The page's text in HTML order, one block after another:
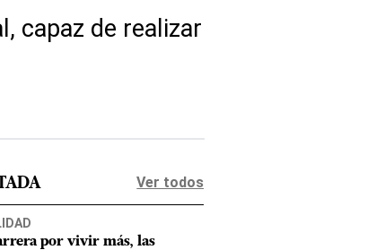
capaz de realizar
Ver todos
por vivir más, las